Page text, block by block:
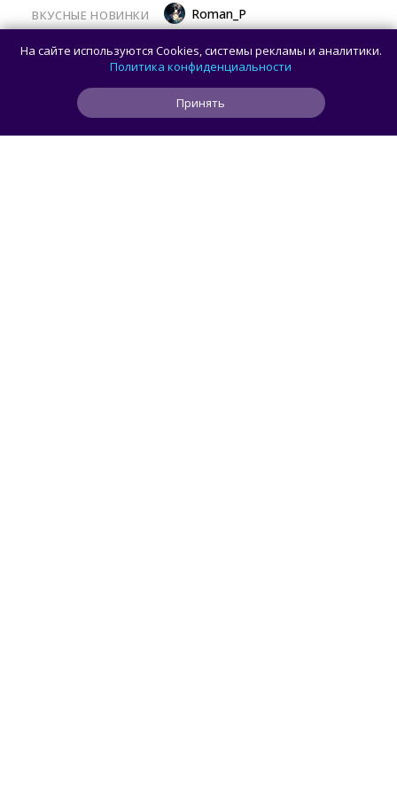
ВКУСНЫЕ НОВИНКИ Roman_P
Московский ресторан начал заигрывать
с ожиданиями гостей, готовя фейковый
На сайте используются Cookies, системы рекламы и аналитики.
Политика конфиденциальности
Принять